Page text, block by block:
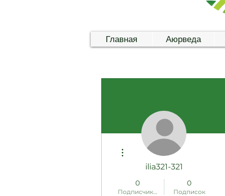
Главная Аюрведа
ilia321-321
0
Подписчиков
0
Подписок
Другие действия